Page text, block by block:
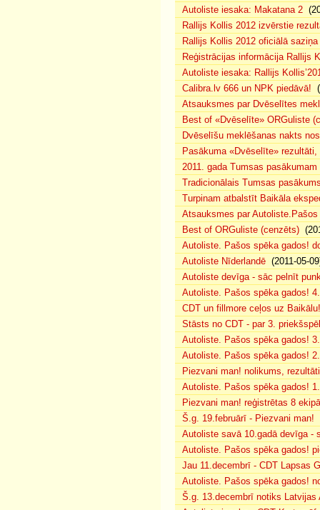
Autoliste iesaka: Makatana 2
Rallijs Kollis 2012 izvērstie
Rallijs Kollis 2012 oficiālā saziņa
Reģistrācijas informācija Rallijs
Autoliste iesaka: Rallijs
Calibra.lv 666 un NPK piedāvā!
Atsauksmes par Dvēselītes
Best of «Dvēselīte» ORGuliste
Dvēselīšu meklēšanas nakts
Pasākuma «Dvēselīte»
2011. gada Tumsas
Tradicionālais Tumsas
Turpinam atbalstīt Baikāla
Atsauksmes par
Best of ORGuliste (cenzēts)
Autoliste. Pašos spēka gados!
Autoliste Nīderlandē (2011-05-
Autoliste devīga - sāc pelnīt
Autoliste. Pašos spēka gados!
CDT un fillmore ceļos uz Baikālu!
Stāsts no CDT - par 3.
Autoliste. Pašos spēka gados!
Autoliste. Pašos spēka gados!
Piezvani man! nolikums,
Autoliste. Pašos spēka gados!
Piezvani man! reģistrētas 8
Š.g. 19.februārī - Piezvani man!
Autoliste savā 10.gadā devīga -
Autoliste. Pašos spēka gados!
Jau 11.decembrī - CDT Lapsas
Autoliste. Pašos spēka gados!
Š.g. 13.decembrī notiks Latvijas